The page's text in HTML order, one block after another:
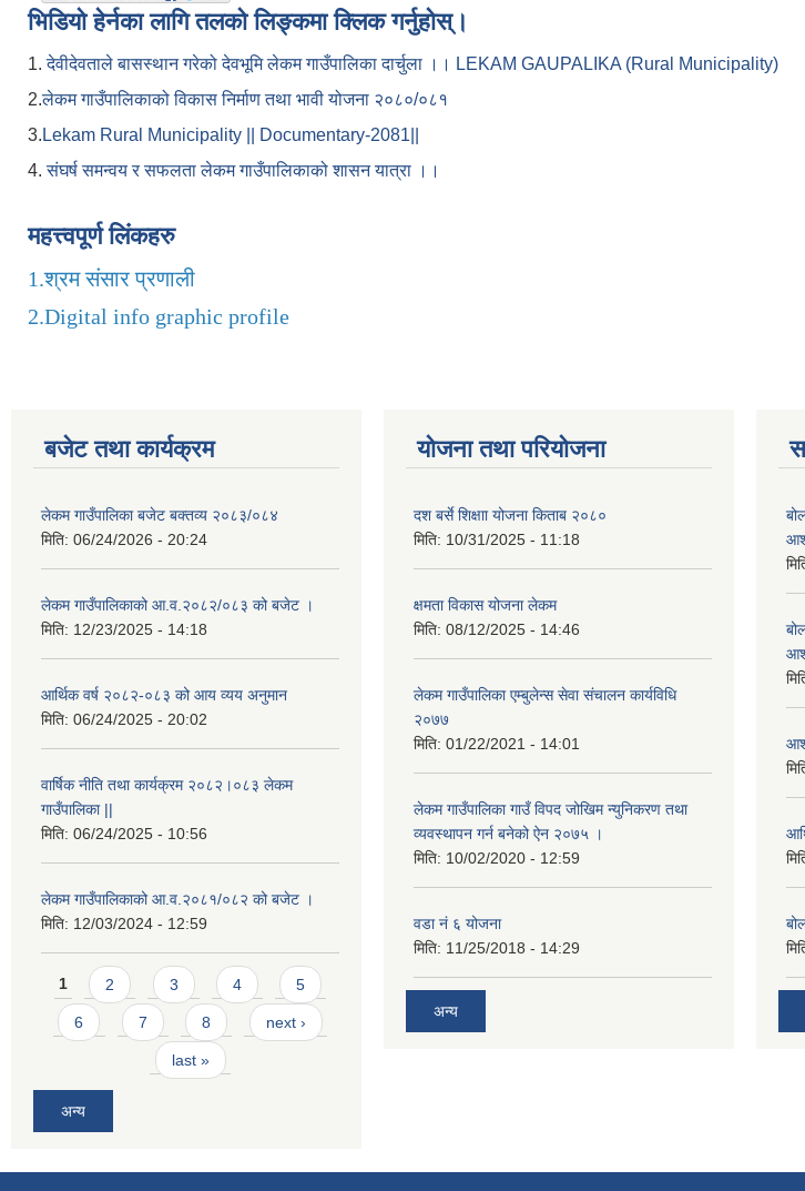
भिडियो हेर्नका लागि तलको लिङ्कमा क्लिक गर्नुहोस्।
1.देवीदेवताले बासस्थान गरेको देवभूमि लेकम गाउँपालिका दार्चुला ।। LEKAM GAUPALIKA (Rural Municipality)
2.लेकम गाउँपालिकाको विकास निर्माण तथा भावी योजना २०८०/०८१
3. Lekam Rural Municipality || Documentary-2081||
4.संघर्ष समन्वय र सफलता लेकम गाउँपालिकाको शासन यात्रा ।।
महत्त्वपूर्ण लिंकहरु
1.श्रम संसार प्रणाली
2.Digital info graphic profile
बजेट तथा कार्यक्रम
लेकम गाउँपालिका बजेट बक्तव्य २०८३/०८४
मिति: 06/24/2026 - 20:24
लेकम गाउँपालिकाको आ.व.२०८२/०८३ को बजेट ।
मिति: 12/23/2025 - 14:18
आर्थिक वर्ष २०८२-०८३ को आय व्यय अनुमान
मिति: 06/24/2025 - 20:02
वार्षिक नीति तथा कार्यक्रम २०८२।०८३ लेकम
गाउँपालिका ||
मिति: 06/24/2025 - 10:56
लेकम गाउँपालिकाको आ.व.२०८१/०८२ को बजेट ।
मिति: 12/03/2024 - 12:59
Pages
1 2 3 4 5
6 7 8 next ›
last »
अन्य
योजना तथा परियोजना
दश बर्से शिक्षाा योजना किताब २०८०
मिति: 10/31/2025 - 11:18
क्षमता विकास योजना लेकम
मिति: 08/12/2025 - 14:46
लेकम गाउँपालिका एम्बुलेन्स सेवा संचालन कार्यविधि
२०७७
मिति: 01/22/2021 - 14:01
लेकम गाउँपालिका गाउँ विपद जोखिम न्युनिकरण तथा
व्यवस्थापन गर्न बनेको ऐन २०७५ ।
मिति: 10/02/2020 - 12:59
वडा नं ६ योजना
मिति: 11/25/2018 - 14:29
अन्य